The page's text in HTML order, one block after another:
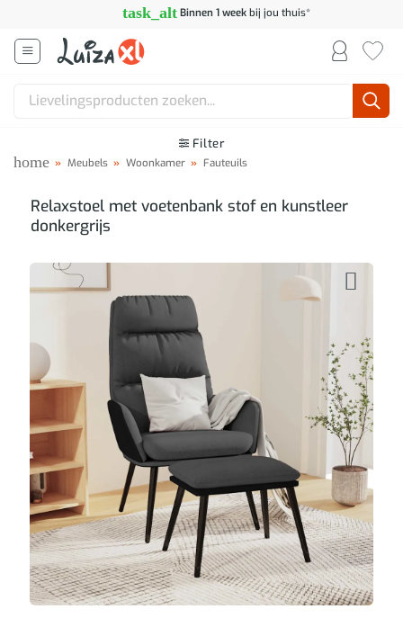
inhoud
task_alt Binnen 1 weekbij jou thuis*
Zoeken
Filter
home » Meubels » Woonkamer » Fauteuils
Relaxstoel met voetenbank stof en kunstleer
donkergrijs